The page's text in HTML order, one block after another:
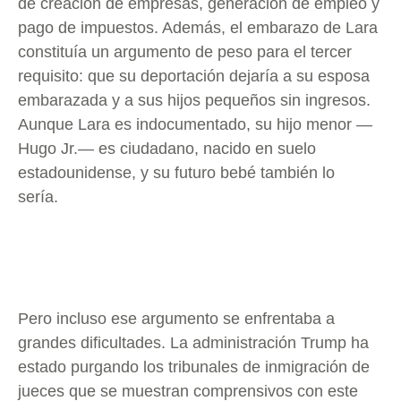
de creación de empresas, generación de empleo y
pago de impuestos. Además, el embarazo de Lara
constituía un argumento de peso para el tercer
requisito: que su deportación dejaría a su esposa
embarazada y a sus hijos pequeños sin ingresos.
Aunque Lara es indocumentado, su hijo menor —
Hugo Jr.— es ciudadano, nacido en suelo
estadounidense, y su futuro bebé también lo
sería.
Pero incluso ese argumento se enfrentaba a
grandes dificultades. La administración Trump ha
estado purgando los tribunales de inmigración de
jueces que se muestran comprensivos con este